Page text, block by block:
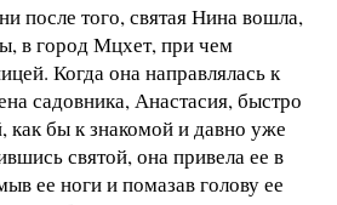
после того, святая Нина вошла,
в город Мцхет, при чем
Когда она направлялась к
садовника, Анастасия, быстро
как бы к знакомой и давно уже
святой, она привела ее в
ее ноги и помазав голову ее